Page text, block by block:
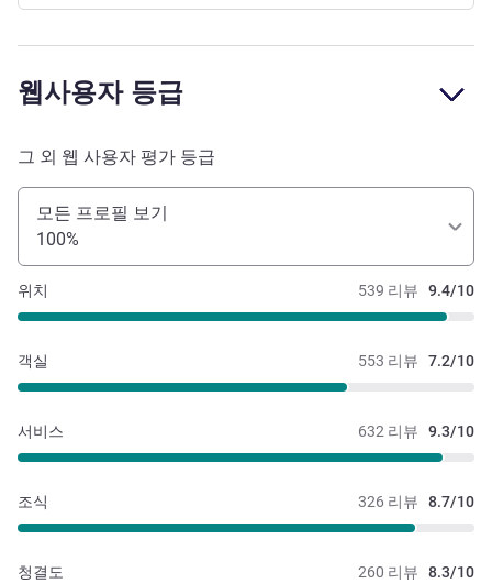
웹사용자 등급
그 외 웹 사용자 평가 등급
모든 프로필 보기
100%
539 리뷰 9.4/10
위치
553 리뷰 7.2/10
객실
632 리뷰 9.3/10
서비스
326 리뷰 8.7/10
조식
260 리뷰 8.3/10
청결도